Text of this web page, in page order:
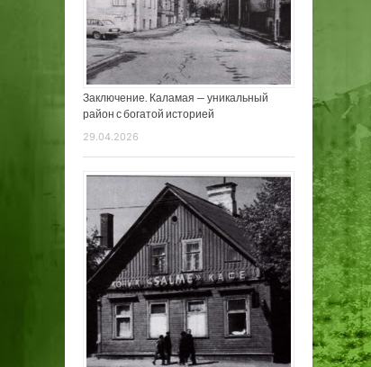
Заключение. Каламая — уникальный
район с богатой историей
29.04.2026